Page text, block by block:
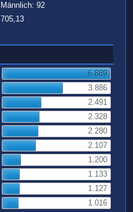
Männlich: 92
705,13
6.889
3.886
2.491
2.328
2.280
2.107
1.200
1.133
1.127
1.016